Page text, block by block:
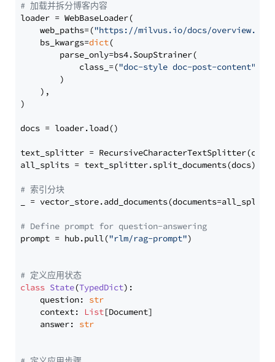
# 加载并拆分博客内容
loader = WebBaseLoader(
    web_paths=(
"https://milvus.io/docs/overview.md"
    bs_kwargs=
dict(
        parse_only=bs4.SoupStrainer(
            class_=(
"doc-style doc-post-content"
        )
    ),
)
docs = loader.load()
text_splitter =
all_splits = text_splitter.split_documents(docs)
# 索引分块
_ = vector_store.add_documents(documents=all_splits)
# Define prompt for question-answering
prompt = hub.pull("rlm/rag-prompt")
# 定义应用状态
class State(TypedDict):
    question:
str
    context:
List[Document]
    answer:
str